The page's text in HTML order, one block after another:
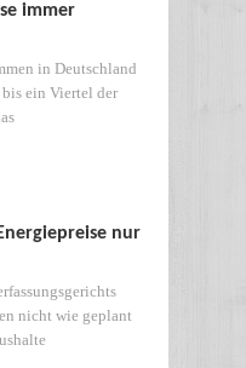
immer
in Deutschland
ein Viertel der
nur
nicht wie geplant